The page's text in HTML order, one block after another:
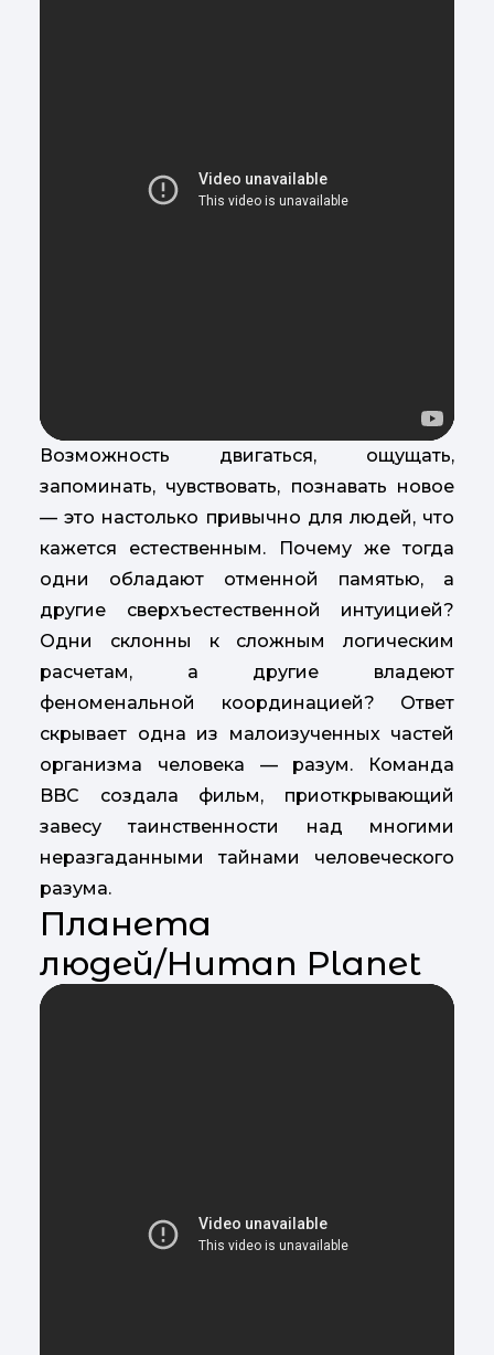
Возможность двигаться, ощущать,
запоминать, чувствовать, познавать новое
— это настолько привычно для людей, что
кажется естественным. Почему же тогда
одни обладают отменной памятью, а
другие сверхъестественной интуицией?
Одни склонны к сложным логическим
расчетам, а другие владеют
феноменальной координацией? Ответ
скрывает одна из малоизученных частей
организма человека — разум. Команда
BBC создала фильм, приоткрывающий
завесу таинственности над многими
неразгаданными тайнами человеческого
разума.
Планета
людей/Human Planet